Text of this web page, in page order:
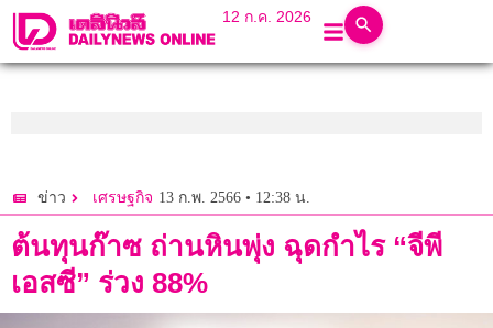
12 ก.ค. 2026
ข่าว เศรษฐกิจ 13 ก.พ. 2566 • 12:38 น.
ต้นทุนก๊าซ ถ่านหินพุ่ง ฉุดกำไร “จีพี
เอสซี” ร่วง 88%